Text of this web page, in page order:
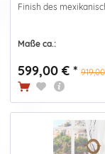
Finish des
Maße ca.:
599,00 € *